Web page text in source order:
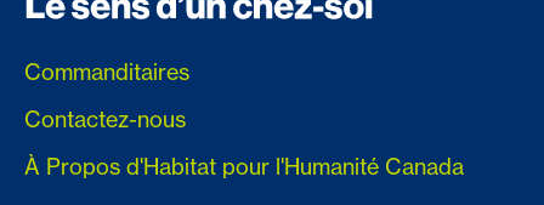
Commanditaires
Contactez-nous
À Propos d'Habitat pour l'Humanité Canada